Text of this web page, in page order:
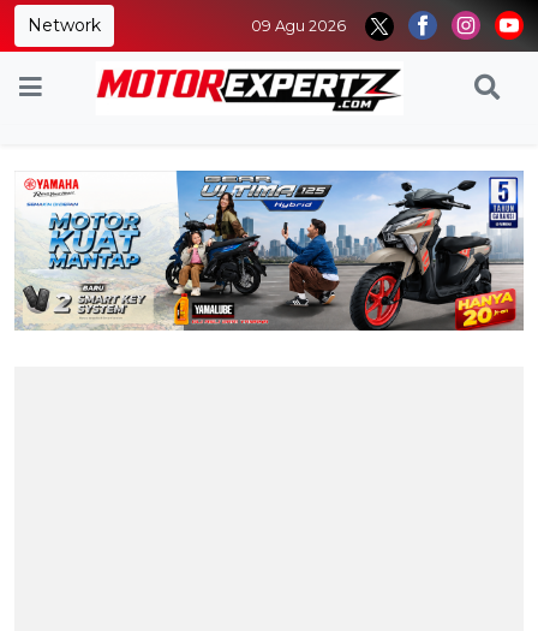
Network 09 Agu 2026